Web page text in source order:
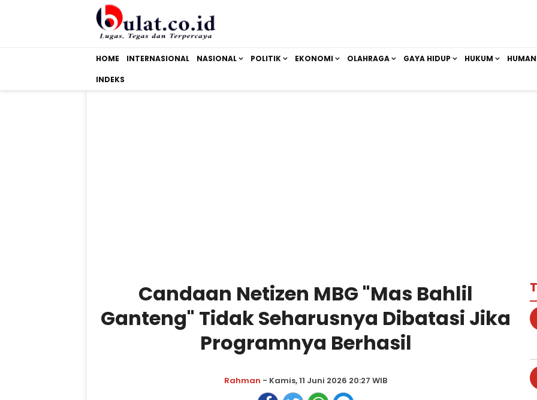
HOME INTERNASIONAL NASIONAL POLITIK EKONOMI OLAHRAGA GAYA HIDUP HUKUM
INDEKS
Candaan Netizen MBG "Mas Bahlil
Ganteng" Tidak Seharusnya Dibatasi Jika
Programnya Berhasil
Rahman - Kamis, 11 Juni 2026 20:27 WIB